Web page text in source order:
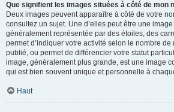
Que signifient les images situées à côté de mon
Deux images peuvent apparaître à côté de votre
consultez un sujet. Une d’elles peut être une
généralement représentée par des étoiles, des
permet d’indiquer votre activité selon le nombre
publié, ou permet de différencier votre statut
image, généralement plus grande, est une image
qui est bien souvent unique et personnelle à
Haut